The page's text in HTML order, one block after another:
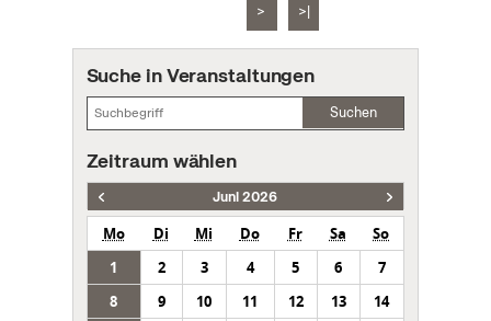
> >|
Suche in Veranstaltungen
Suchen
Zeitraum wählen
Juni 2026
Mo Di Mi Do Fr Sa
So
1
2 3 4 5 6
7
8
9 10 11 12 13
14